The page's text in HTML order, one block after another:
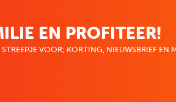
EN PROFITEER!
VOOR; KORTING, NIEUWSBRIEF EN